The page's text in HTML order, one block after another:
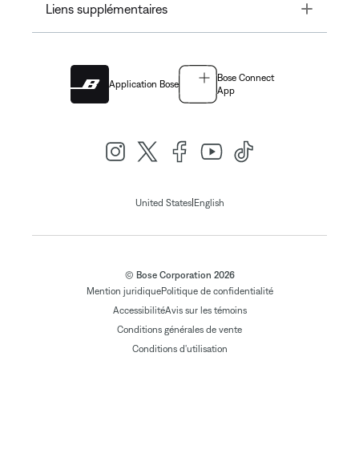
Liens supplémentaires Toggle
Application Bose
Bose Connect
App
United States| English
© Bose Corporation 2026
Mention juridiquePolitique de confidentialité
AccessibilitéAvis sur les témoins
Conditions générales de vente
Conditions d'utilisation